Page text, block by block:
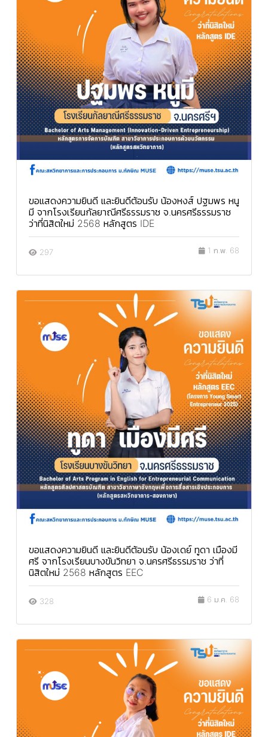
ขอแสดงความยินดี และยินดีต้อนรับ น้องหงส์ ปฐมพร หนู
มี จากโรงเรียนกัลยาณีศรีธรรมราช จ.นครศรีธรรมราช
ว่าที่นิสิตใหม่ 2568 หลักสูตร IDE
297 1 ก.พ. 68
ขอแสดงความยินดี และยินดีต้อนรับ น้องเดย์ ทูดา เมืองมี
ศรี จากโรงเรียนบางขันวิทยา จ.นครศรีธรรมราช ว่าที่
นิสิตใหม่ 2568 หลักสูตร EEC
328 6 ม.ค. 68